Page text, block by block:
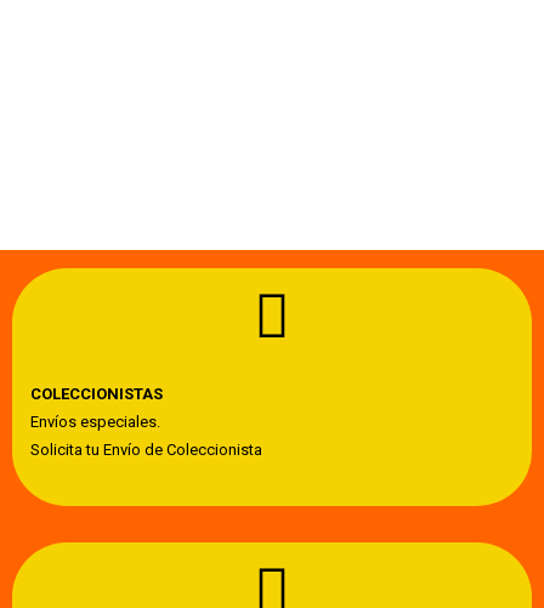
COLECCIONISTAS
Envíos especiales.
Solicita tu Envío de Coleccionista